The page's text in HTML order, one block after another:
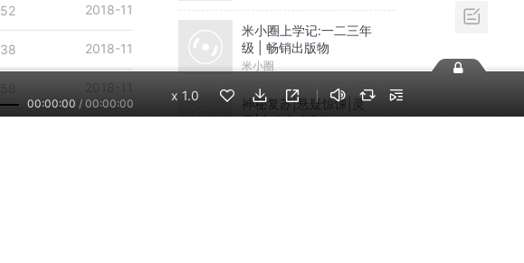
52 2018-11
38 2018-11
58 2018-11
米小圈上学记:一二三年
级 | 畅销出版物
米小圈
神秘复苏|悬疑惊悚|灵
异|多人有声剧
00:00:00 / 00:00:00
x 1.0